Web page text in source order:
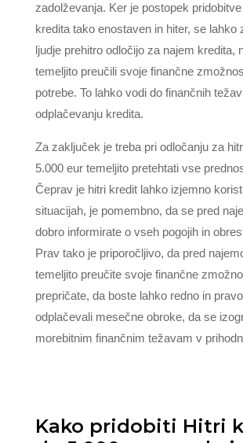
zadolževanja. Ker je postopek
kredita tako enostaven in hiter, se lahko
ljudje prehitro odločijo za najem kredita,
temeljito preučili svoje finančne
potrebe. To lahko vodi do finančnih
odplačevanju kredita.
Za zaključek je treba pri odločanju za
5.000 eur temeljito pretehtati vse
Čeprav je hitri kredit lahko izjemno
situacijah, je pomembno, da se pred
dobro informirate o vseh pogojih in
Prav tako je priporočljivo, da pred
temeljito preučite svoje finančne
prepričate, da boste lahko redno in
odplačevali mesečne obroke, da se
morebitnim finančnim težavam v
Kako pridobiti Hitri